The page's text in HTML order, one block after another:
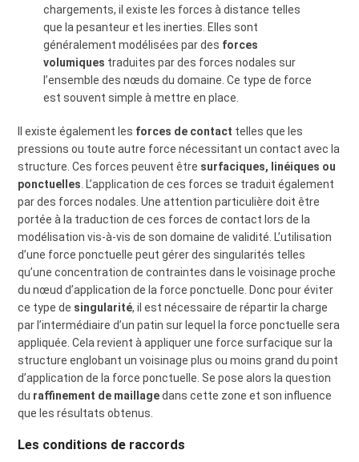
chargements, il existe les forces à distance telles
que la pesanteur et les inerties. Elles sont
généralement modélisées par des forces
volumiques traduites par des forces nodales sur
l’ensemble des nœuds du domaine. Ce type de force
est souvent simple à mettre en place.
Il existe également les forces de contact telles que les
pressions ou toute autre force nécessitant un contact avec la
structure. Ces forces peuvent être surfaciques, linéiques ou
ponctuelles . L’application de ces forces se traduit également
par des forces nodales. Une attention particulière doit être
portée à la traduction de ces forces de contact lors de la
modélisation vis-à-vis de son domaine de validité. L’utilisation
d’une force ponctuelle peut gérer des singularités telles
qu’une concentration de contraintes dans le voisinage proche
du nœud d’application de la force ponctuelle. Donc pour éviter
ce type de singularité, il est nécessaire de répartir la charge
par l’intermédiaire d’un patin sur lequel la force ponctuelle sera
appliquée. Cela revient à appliquer une force surfacique sur la
structure englobant un voisinage plus ou moins grand du point
d’application de la force ponctuelle. Se pose alors la question
du raffinement de maillagedans cette zone et son influence
que les résultats obtenus.
Les conditions de raccords